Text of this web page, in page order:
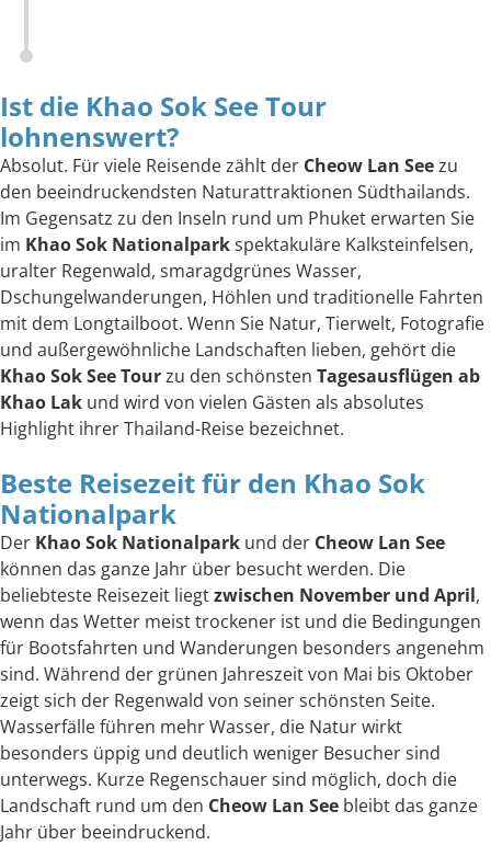
Ist die Khao Sok See Tour
lohnenswert?
Absolut. Für viele Reisende zählt der Cheow Lan Seezu
den beeindruckendsten Naturattraktionen Südthailands.
Im Gegensatz zu den Inseln rund um Phuket erwarten Sie
im Khao Sok Nationalparkspektakuläre Kalksteinfelsen,
uralter Regenwald, smaragdgrünes Wasser,
Dschungelwanderungen, Höhlen und traditionelle Fahrten
mit dem Longtailboot. Wenn Sie Natur, Tierwelt, Fotografie
und außergewöhnliche Landschaften lieben, gehört die
Khao Sok See Tourzu den schönsten Tagesausflügen ab
Khao Lak und wird von vielen Gästen als absolutes
Highlight ihrer Thailand-Reise bezeichnet.
Beste Reisezeit für den Khao Sok
Nationalpark
Der Khao Sok Nationalpark und der Cheow Lan See
können das ganze Jahr über besucht werden. Die
beliebteste Reisezeit liegtzwischen November und April,
wenn das Wetter meist trockener ist und die Bedingungen
für Bootsfahrten und Wanderungen besonders angenehm
sind. Während der grünen Jahreszeit von Mai bis Oktober
zeigt sich der Regenwald von seiner schönsten Seite.
Wasserfälle führen mehr Wasser, die Natur wirkt
besonders üppig und deutlich weniger Besucher sind
unterwegs. Kurze Regenschauer sind möglich, doch die
Landschaft rund um den Cheow Lan See bleibt das ganze
Jahr über beeindruckend.